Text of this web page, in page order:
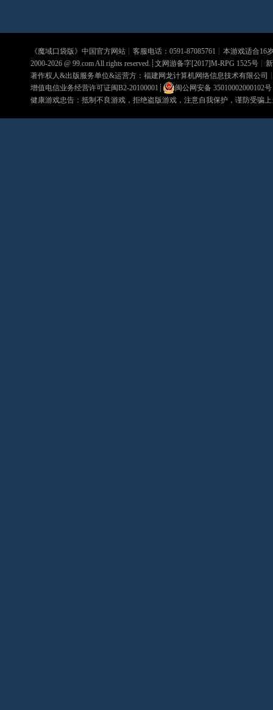
《魔域口袋版》中国官方网站┊客服电话：0591-87085761┊本游戏适合16
2000-2026 @ 99.comAll rights reserved.┊文网游备字[2017]M-RPG 1525号┊
著作权人&出版服务单位&运营方：福建网龙计算机网络信息技术有限公司
增值电信业务经营许可证闽B2-20100001 ┊ 闽公网安备 35010002000102号
健康游戏忠告：抵制不良游戏，拒绝盗版游戏，注意自我保护，谨防受骗